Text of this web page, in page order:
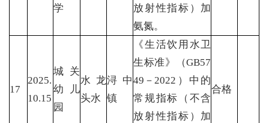
学
放射性指标）加
氨氮。
17
2025.
10.15
城关
幼儿
园
水龙
头水
浔中
镇
《生活饮用水卫
生标准》（GB57
49－2022）中的
常规指标（不含
放射性指标）加
合格